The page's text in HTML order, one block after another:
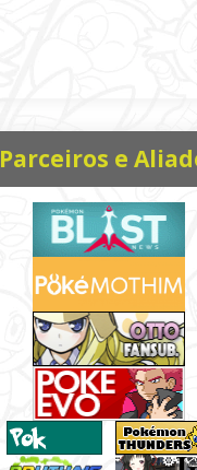
Parceiros e